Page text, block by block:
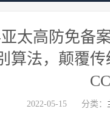
太高防免备
算法，颠覆
2022-05-15 分类：